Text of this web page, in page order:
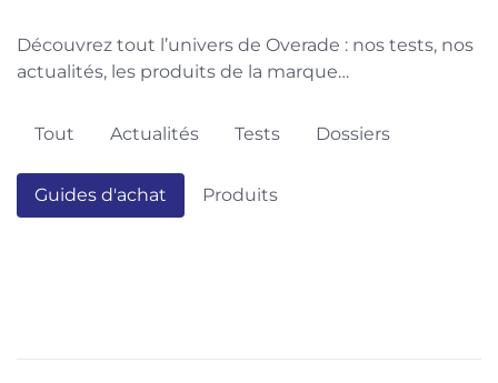
Découvrez tout l’univers de Overade : nos tests, nos
actualités, les produits de la marque…
Tout Actualités Tests Dossiers
Guides d'achat Produits